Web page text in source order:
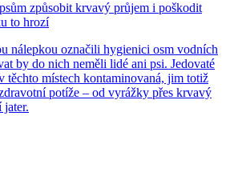
způsobit krvavý průjem i poškodit
to hrozí
nálepkou označili hygienici osm vodních
by do nich neměli lidé ani psi. Jedovaté
těchto místech kontaminovaná, jim totiž
potíže – od vyrážky přes krvavý
jater.